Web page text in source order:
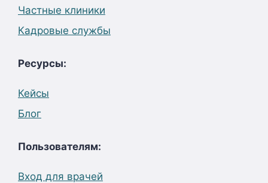
Частные клиники
Кадровые службы
Ресурсы:
Кейсы
Блог
Пользователям:
Вход для врачей